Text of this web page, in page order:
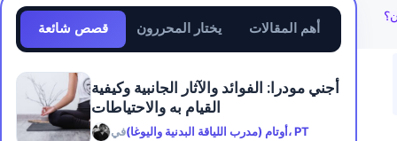
قصص شائعة يختار المحررون أهم المقالات
أجني مودرا: الفوائد والآثار الجانبية وكيفية
القيام به والاحتياطات
في أوتام (مدرب اللياقة البدنية واليوغا)، PT